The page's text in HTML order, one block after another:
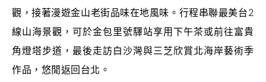
觀，接著漫遊金山老街品味在地風味。行程串聯最美台2
線山海景觀，可於金包里號驛站享用下午茶或前往富貴
角燈塔步道，最後走訪白沙灣與三芝欣賞北海岸藝術季
作品，悠閒返回台北。